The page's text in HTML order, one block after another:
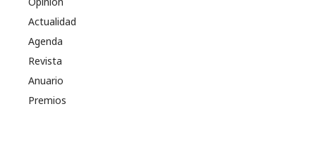
Actualidad
Agenda
Revista
Anuario
Premios